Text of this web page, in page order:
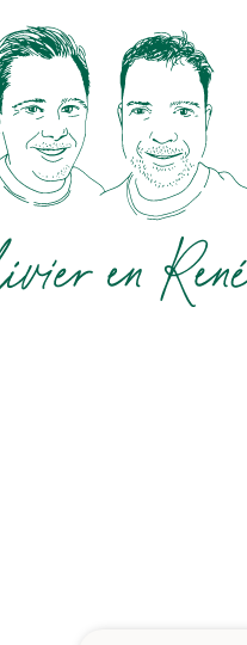
Aangelegde tuin
Ligging
Dichtbij stad
Dichtbij supermarkt
Landelijk